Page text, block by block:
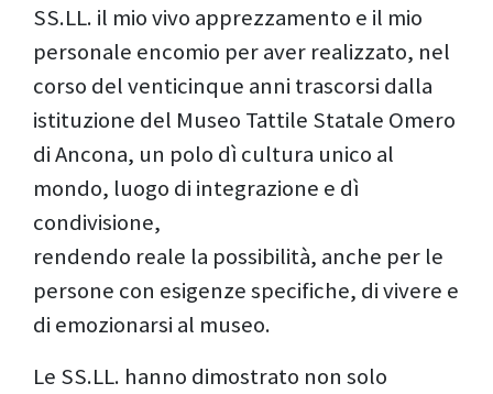
SS.LL. il mio vivo apprezzamento e il mio
personale encomio per aver realizzato, nel
corso del venticinque anni trascorsi dalla
istituzione del Museo Tattile Statale Omero
di Ancona, un polo dì cultura unico al
mondo, luogo di integrazione e dì
condivisione,
rendendo reale la possibilità, anche per le
persone con esigenze specifiche, di vivere e
di emozionarsi al museo.
Le SS.LL. hanno dimostrato non solo